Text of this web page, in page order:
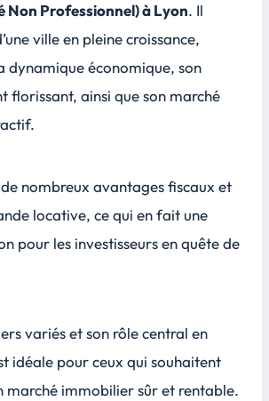
Non Professionnel) à Lyon. Il
ville en pleine croissance,
dynamique économique, son
florissant, ainsi que son marché
nombreux avantages fiscaux et
locative, ce qui en fait une
pour les investisseurs en quête de
variés et son rôle central en
idéale pour ceux qui souhaitent
marché immobilier sûr et rentable.